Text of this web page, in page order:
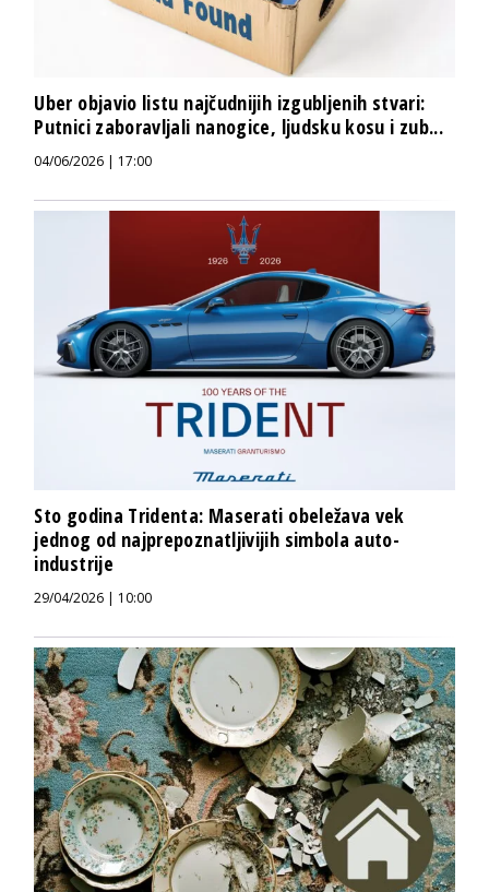
Uber objavio listu najčudnijih izgubljenih stvari:
Putnici zaboravljali nanogice, ljudsku kosu i zub...
04/06/2026 | 17:00
Sto godina Tridenta: Maserati obeležava vek
jednog od najprepoznatljivijih simbola auto-
industrije
29/04/2026 | 10:00